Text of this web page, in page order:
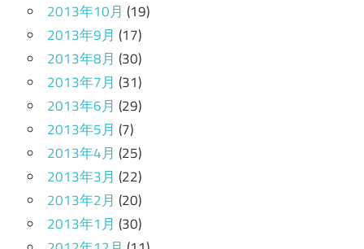
2013年10月 (19)
2013年9月 (17)
2013年8月 (30)
2013年7月 (31)
2013年6月 (29)
2013年5月 (7)
2013年4月 (25)
2013年3月 (22)
2013年2月 (20)
2013年1月 (30)